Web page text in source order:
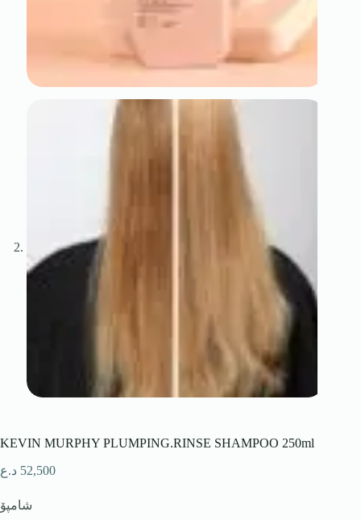
KEVIN MURPHY PLUMPING.RINSE SHAMPOO 250ml
52,500 د.ع
شامپۆ